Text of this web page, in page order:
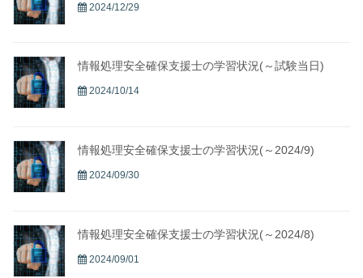
2024/12/29
情報処理安全確保支援士の学習状況(～試験当日)
2024/10/14
情報処理安全確保支援士の学習状況(～2024/9)
2024/09/30
情報処理安全確保支援士の学習状況(～2024/8)
2024/09/01